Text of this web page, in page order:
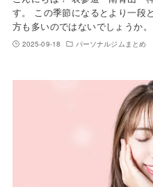
す。 この季節になるとより一段
方も多いのではないでしょうか
2025-09-18 パーソナルジムまとめ